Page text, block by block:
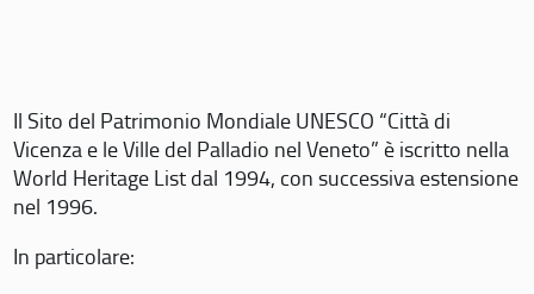
Il Sito del Patrimonio Mondiale UNESCO “Città di
Vicenza e le Ville del Palladio nel Veneto” è iscritto nella
World Heritage List dal 1994, con successiva estensione
nel 1996.
In particolare: